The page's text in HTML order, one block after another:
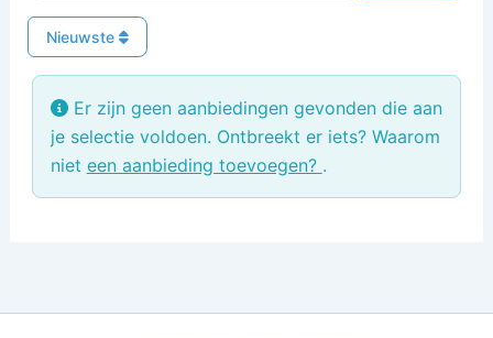
Nieuwste
Er zijn geen aanbiedingen gevonden die aan
je selectie voldoen. Ontbreekt er iets? Waarom
niet een aanbieding toevoegen? .